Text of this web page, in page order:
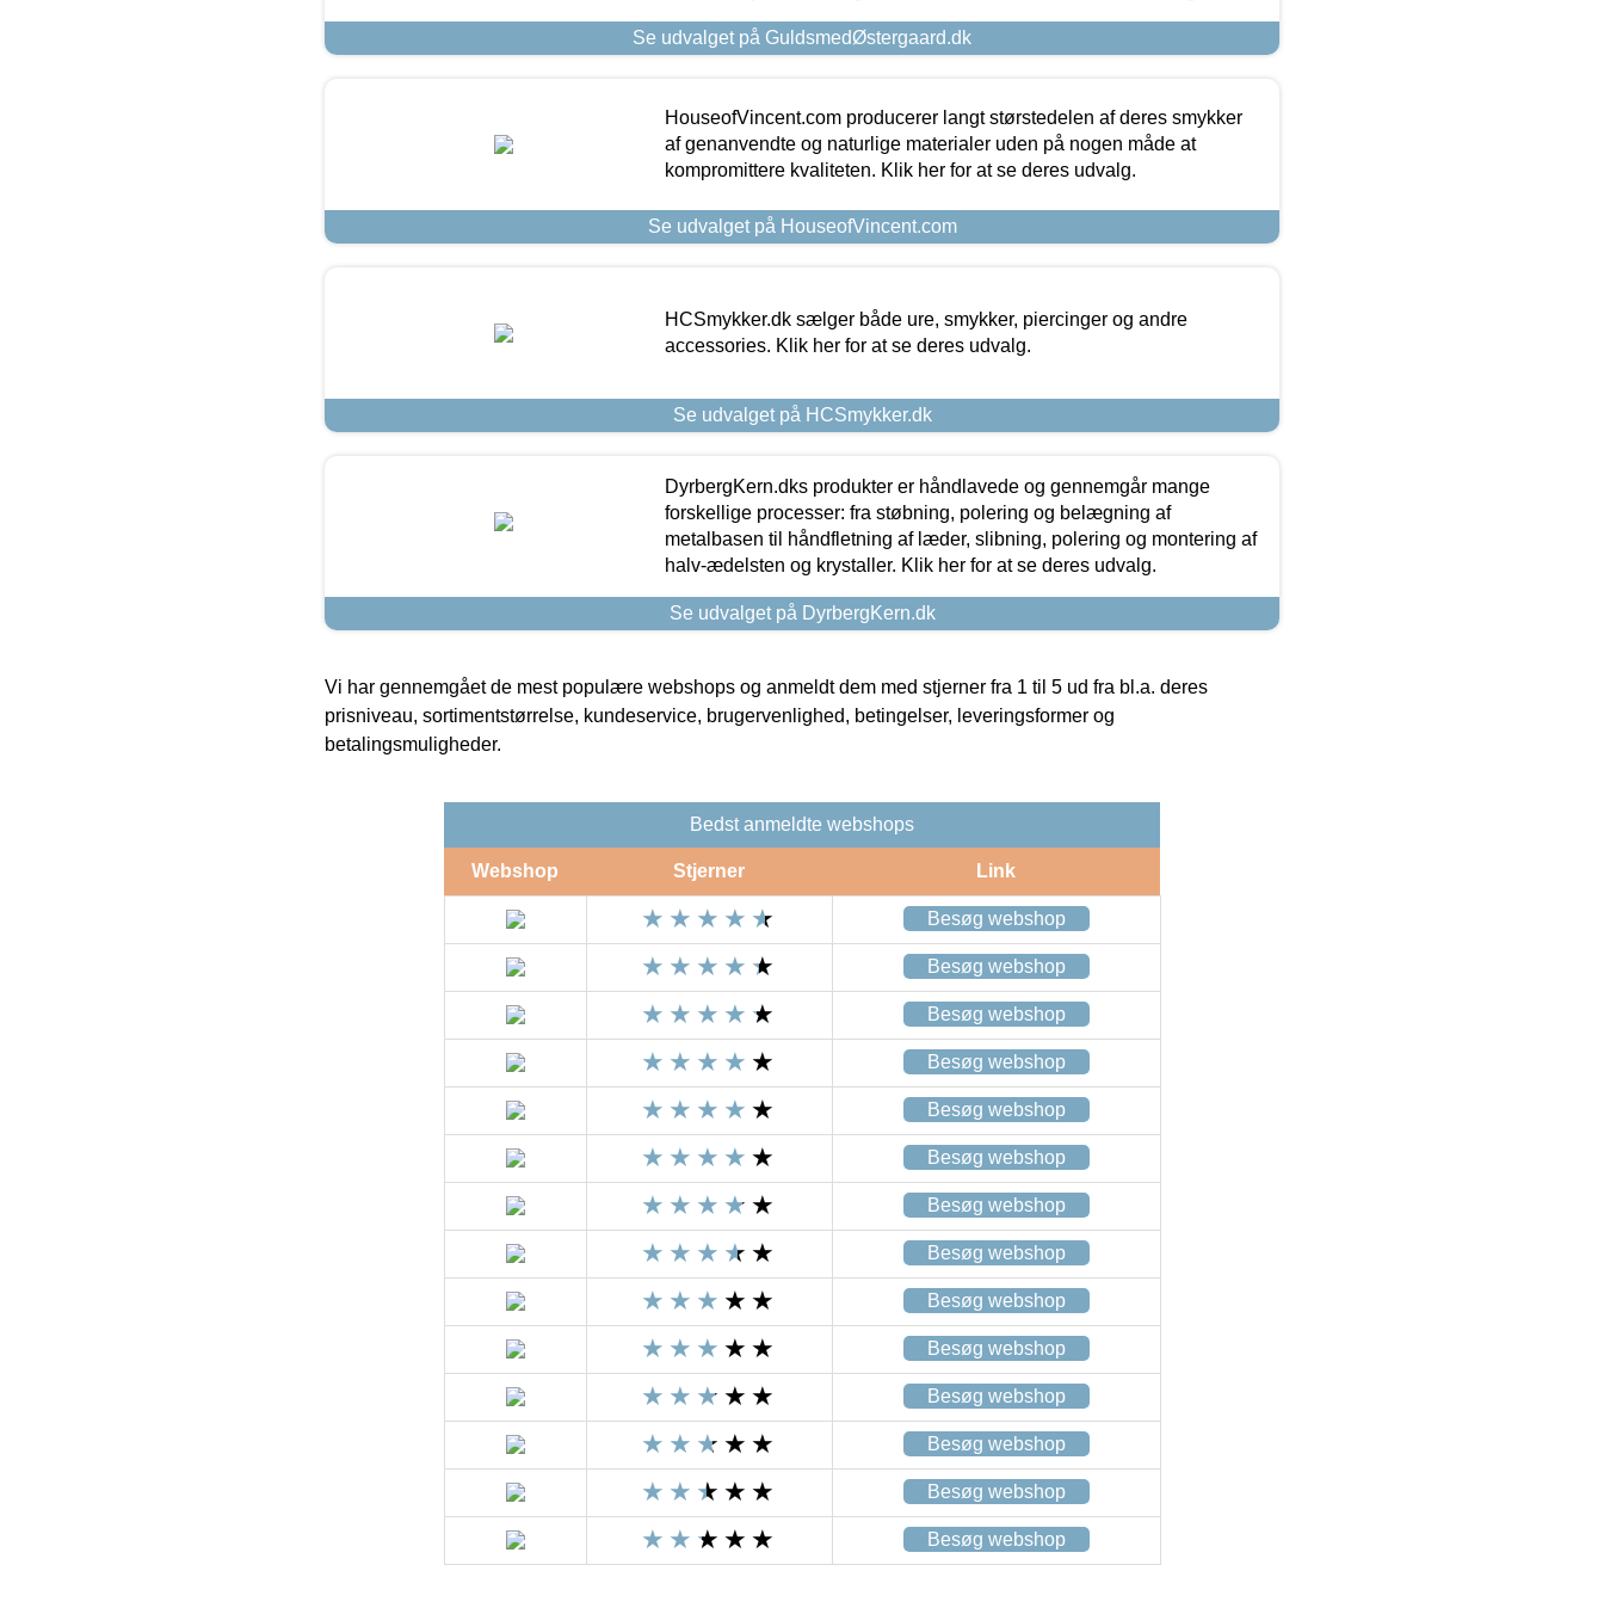
Se udvalget på GuldsmedØstergaard.dk
HouseofVincent.com producerer langt størstedelen af deres smykker
af genanvendte og naturlige materialer uden på nogen måde at
kompromittere kvaliteten. Klik her for at se deres udvalg.
Se udvalget på HouseofVincent.com
HCSmykker.dk sælger både ure, smykker, piercinger og andre
accessories. Klik her for at se deres udvalg.
Se udvalget på HCSmykker.dk
DyrbergKern.dks produkter er håndlavede og gennemgår mange
forskellige processer: fra støbning, polering og belægning af
metalbasen til håndfletning af læder, slibning, polering og montering af
halv-ædelsten og krystaller. Klik her for at se deres udvalg.
Se udvalget på DyrbergKern.dk
Vi har gennemgået de mest populære webshops og anmeldt dem med stjerner fra 1 til 5 ud fra bl.a. deres
prisniveau, sortimentstørrelse, kundeservice, brugervenlighed, betingelser, leveringsformer og
betalingsmuligheder.
Bedst anmeldte webshops
Webshop Stjerner Link
Besøg webshop
Besøg webshop
Besøg webshop
Besøg webshop
Besøg webshop
Besøg webshop
Besøg webshop
Besøg webshop
Besøg webshop
Besøg webshop
Besøg webshop
Besøg webshop
Besøg webshop
Besøg webshop